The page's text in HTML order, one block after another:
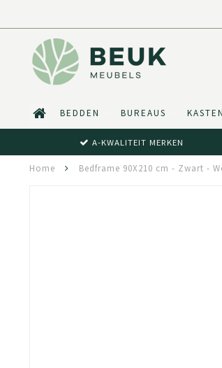
BEDDEN BUREAUS KASTEN
A-KWALITEIT MERKEN
Home Bedframe 90X210 cm - Zwart -